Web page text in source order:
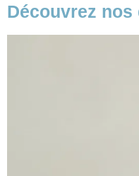
Découvrez